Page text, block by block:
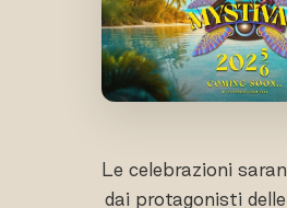
Le celebrazioni
dai protagonisti